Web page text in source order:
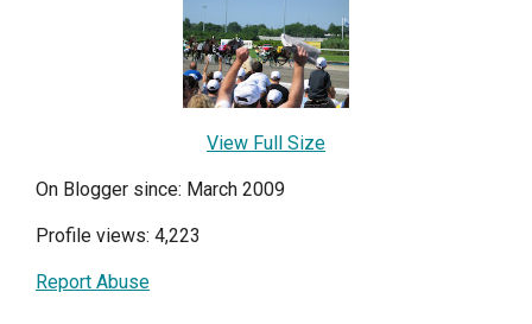
View Full Size
On Blogger since: March 2009
Profile views: 4,223
Report Abuse